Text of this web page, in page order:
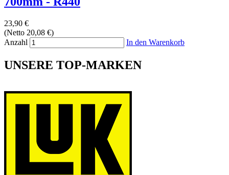
23,90 €
(Netto 20,08 €)
Anzahl
In den Warenkorb
UNSERE TOP-MARKEN